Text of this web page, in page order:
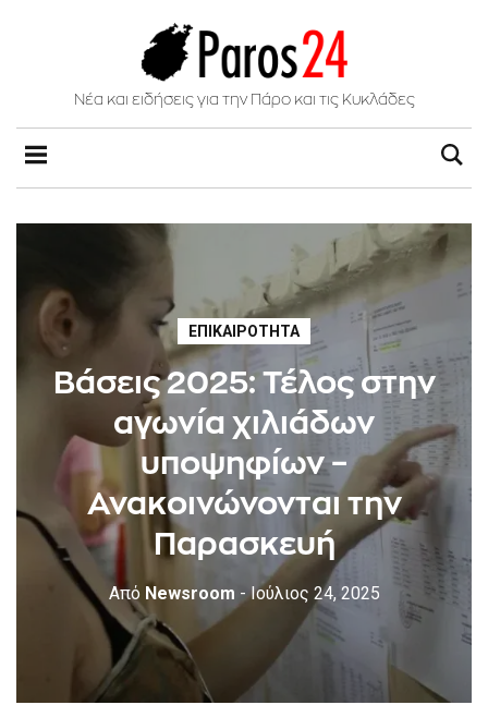
Νέα και ειδήσεις για την Πάρο και τις Κυκλάδες
ΕΠΙΚΑΙΡΌΤΗΤΑ
Βάσεις 2025: Τέλος στην
αγωνία χιλιάδων
υποψηφίων –
Ανακοινώνονται την
Παρασκευή
Από Newsroom - Ιούλιος 24, 2025